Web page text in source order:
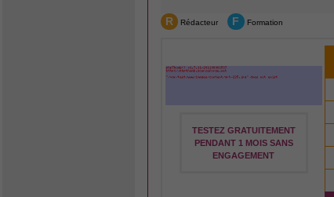
R Rédacteur F Formation
TESTEZ GRATUITEMENT
PENDANT 1 MOIS SANS
ENGAGEMENT